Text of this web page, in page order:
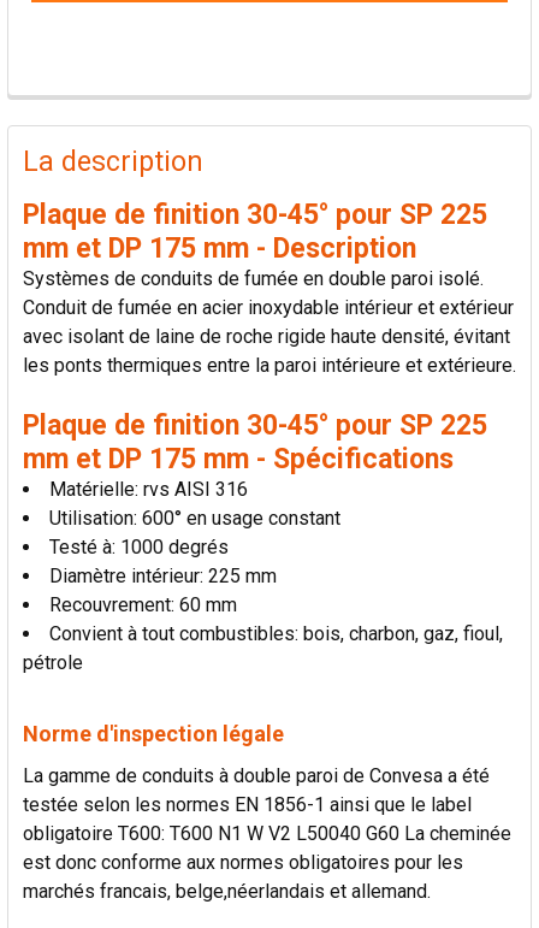
PRODUITS
FRÉQUEMMENT
ACHETÉS
SÉLECTIONNER
AJOUTER
LA
La description
Plaque de finition 30-45° pour SP 225
mm et DP 175 mm - Description
Systèmes de conduits de fumée en double paroi isolé.
Conduit de fumée en acier inoxydable intérieur et extérieur
avec isolant de laine de roche rigide haute densité, évitant
les ponts thermiques entre la paroi intérieure et extérieure.
Plaque de finition 30-45° pour SP 225
mm et DP 175 mm - Spécifications
Matérielle: rvs AISI 316
Utilisation: 600° en usage constant
Testé à: 1000 degrés
Diamètre intérieur: 225 mm
Recouvrement: 60 mm
Convient à tout combustibles: bois, charbon, gaz, fioul,
pétrole
Norme d'inspection légale
La gamme de conduits à double paroi de Convesa a été
testée selon les normes EN 1856-1 ainsi que le label
obligatoire T600: T600 N1 W V2 L50040 G60 La cheminée
est donc conforme aux normes obligatoires pour les
marchés francais, belge,néerlandais et allemand.